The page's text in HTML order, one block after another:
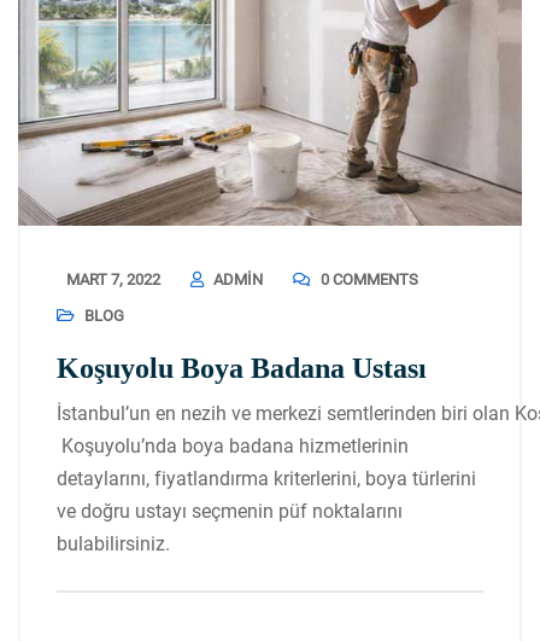
MART 7, 2022 ADMIN
0 COMMENTS
BLOG
Koşuyolu Boya Badana Ustası
İstanbul’un en nezih ve merkezi semtlerinden biri olan
Koşuyolu’nda boya badana hizmetlerinin
detaylarını, fiyatlandırma kriterlerini, boya türlerini
ve doğru ustayı seçmenin püf noktalarını
bulabilirsiniz.